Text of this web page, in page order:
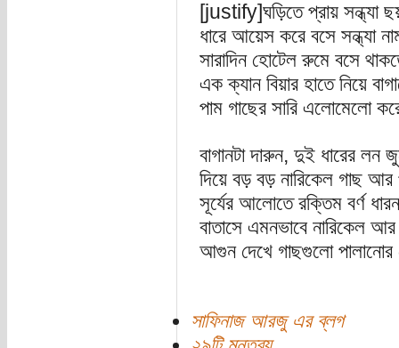
[justify]ঘড়িতে প্রায় সন্ধ্যা
ধারে আয়েস করে বসে সন্ধ্যা
সারাদিন হোটেল রুমে বসে
এক ক্যান বিয়ার হাতে নিয়ে
পাম গাছের সারি এলোমেলো
বাগানটা দারুন, দুই ধারের লন
দিয়ে বড় বড় নারিকেল গাছ
সূর্যের আলোতে রক্তিম বর্ণ
বাতাসে এমনভাবে নারিকেল
আগুন দেখে গাছগুলো পালানোর
সাফিনাজ আরজু এর ব্লগ